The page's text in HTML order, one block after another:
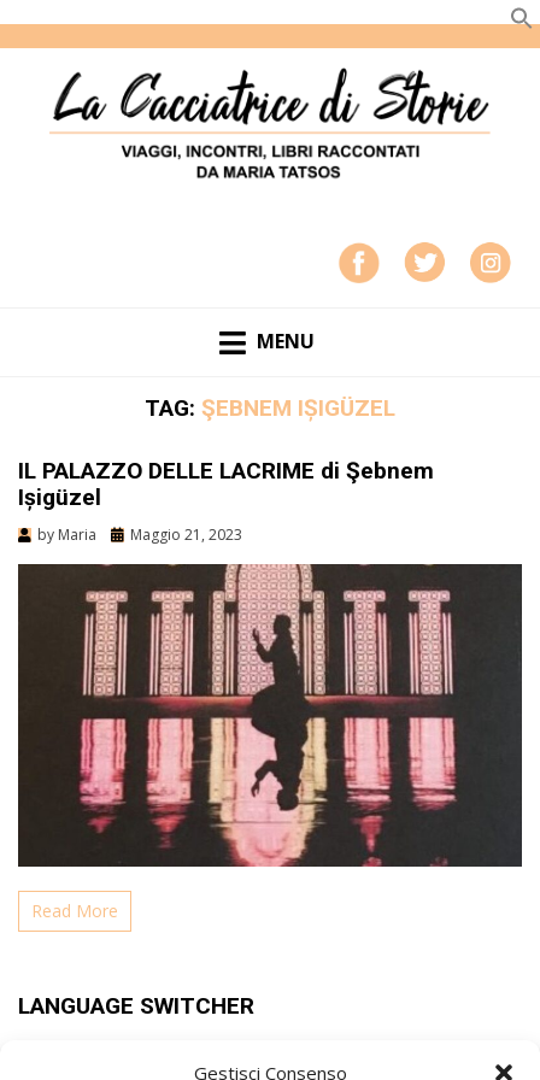
Gestisci Consenso
LA CACCIATRICE DI STORIE
VIAGGI, INCONTRI, LIBRI RACCONTATI DA MARIA
TATSOS
MENU
TAG: ŞEBNEM IȘIGÜZEL
IL PALAZZO DELLE LACRIME di Şebnem
Ișigüzel
by Maria Maggio 21, 2023
Read More
LANGUAGE SWITCHER